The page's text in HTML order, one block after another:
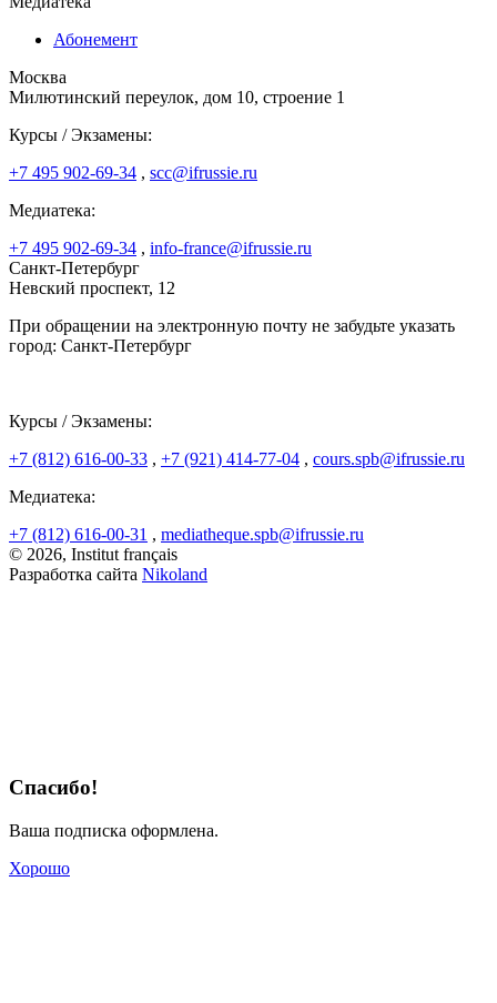
Абонемент
Москва
Милютинский переулок, дом 10, строение 1
Курсы / Экзамены:
+7 495 902-69-34 , scc@ifrussie.ru
Медиатека:
+7 495 902-69-34 , info-france@ifrussie.ru
Санкт-Петербург
Невский проспект, 12
При обращении на электронную почту не забудьте указать
город: Санкт-Петербург
Курсы / Экзамены:
+7 (812) 616-00-33 , +7 (921) 414-77-04 , cours.spb@ifrussie.ru
Медиатека:
+7 (812) 616-00-31 , mediatheque.spb@ifrussie.ru
© 2026, Institut français
Разработка сайта Nikoland
Спасибо!
Ваша подписка оформлена.
Хорошо